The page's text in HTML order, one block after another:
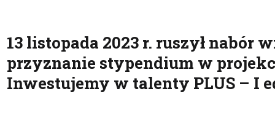
13 listopada 2023 r. ruszył nabór
przyznanie stypendium w
Inwestujemy w talenty PLUS – I